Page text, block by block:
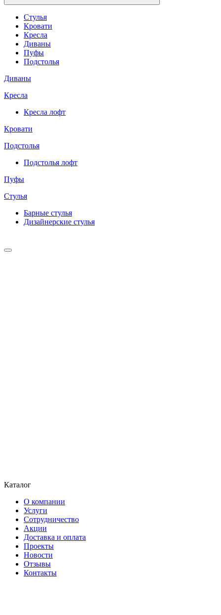
Стулья
Кровати
Кресла
Диваны
Пуфы
Подстолья
Диваны
Кресла
Кресла лофт
Кровати
Подстолья
Подстолья лофт
Пуфы
Стулья
Барные cтулья
Дизайнерские cтулья
Каталог
О компании
Услуги
Сотрудничество
Акции
Доставка и оплата
Проекты
Новости
Отзывы
Контакты